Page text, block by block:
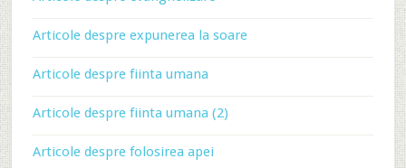
Articole despre expunerea la soare
Articole despre fiinta umana
Articole despre fiinta umana (2)
Articole despre folosirea apei